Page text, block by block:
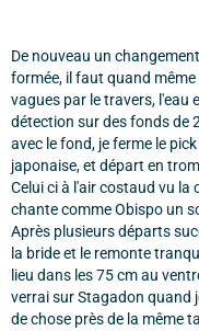
De nouveau un
formée, il faut quand
vagues par le travers, l'eau
détection sur des fonds de
avec le fond, je ferme le
japonaise, et départ en
Celui ci à l'air costaud vu la
chante comme Obispo un
Après plusieurs départs
la bride et le remonte
lieu dans les 75 cm au
verrai sur Stagadon quand
de chose près de la même